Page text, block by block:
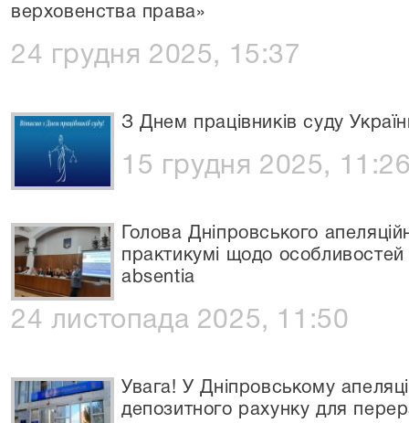
верховенства права»
24 грудня 2025, 15:37
З Днем працівників суду
15 грудня 2025,
Голова Дніпровського
практикумі щодо
absentia
24 листопада 2025, 11:50
Увага! У Дніпровському
депозитного рахунку для